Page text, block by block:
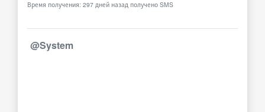
Время получения: 297 дней назад получено SMS
@System